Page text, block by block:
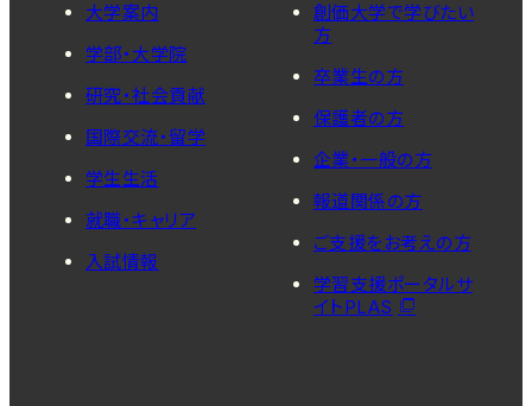
大学案内
学部・大学院
研究・社会貢献
国際交流・留学
学生生活
就職・キャリア
入試情報
創価大学で学びたい
方
卒業生の方
保護者の方
企業・一般の方
報道関係の方
ご支援をお考えの方
学習支援ポータルサ
イトPLAS